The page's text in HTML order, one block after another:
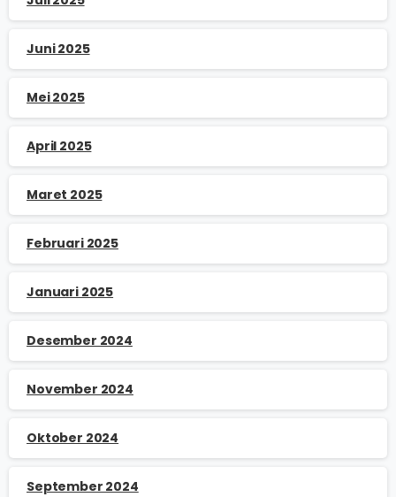
Juni 2025
Mei 2025
April 2025
Maret 2025
Februari 2025
Januari 2025
Desember 2024
November 2024
Oktober 2024
September 2024